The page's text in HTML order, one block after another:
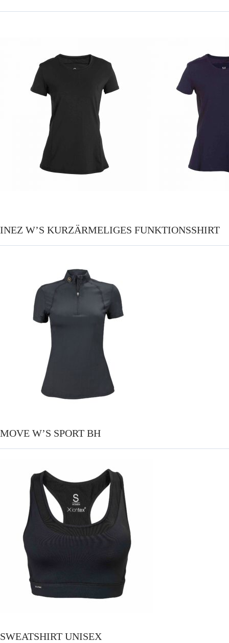
INEZ W’S KURZÄRMELIGES FUNKTIONSSHIRT
MOVE W’S SPORT BH
SWEATSHIRT UNISEX